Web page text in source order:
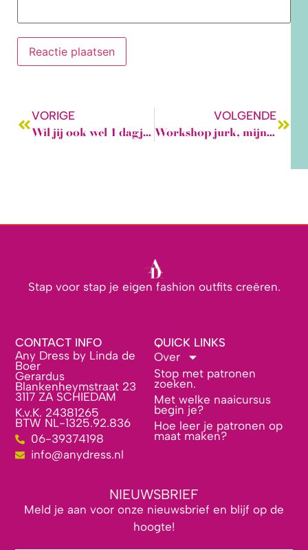
VORIGE
Wil jij ook wel 1 dagje een 50’s vintage girl zijn? Kijk en lees dan snel verder!
VOLGENDE
Workshop jurk, mijn beleving.
Stap voor stap je eigen fashion outfits creëren.
CONTACT INFO
Any Dress by Linda de
Boer
Gerardus
Blankenheymstraat 23
3117 ZA SCHIEDAM
K.v.K. 24381265
BTW NL-1325.92.836
06-39374198
info@anydress.nl
QUICK LINKS
Over
Stop met patronen
zoeken.
Met welke naaicursus
begin je?
Hoe leer je patronen op
maat maken?
NIEUWSBRIEF
Meld je aan voor onze nieuwsbrief en blijf op de
hoogte!